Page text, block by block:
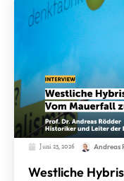
Juni 23, 2026 Andreas
Westliche